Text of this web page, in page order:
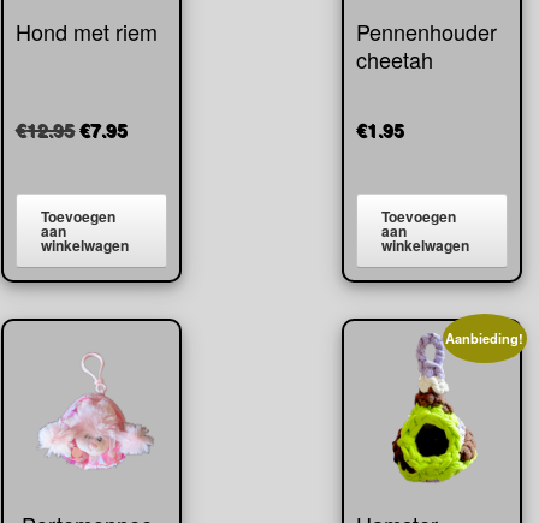
Hond met riem
€12.95Oorspronkelijke
€12.95.
€7.95Huidige
Toevoegen
aan
winkelwagen
Pennenhouder
cheetah
€1.95
Toevoegen
aan
winkelwagen
Aanbieding!